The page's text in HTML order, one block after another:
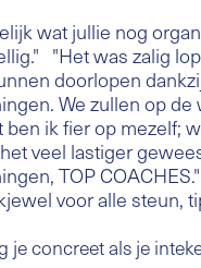
wat jullie nog
"Het was zalig
doorlopen
We zullen op
ben ik fier op mezelf;
veel lastiger
TOP
voor alle steun,
je concreet als je